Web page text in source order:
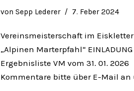
von Sepp Lederer 7. Feber 2024
Vereinsmeisterschaft im
„Alpinen Marterpfahl“ EINLADUNG
Ergebnisliste VM vom 31. 01. 2026
Kommentare bitte über E-Mail an